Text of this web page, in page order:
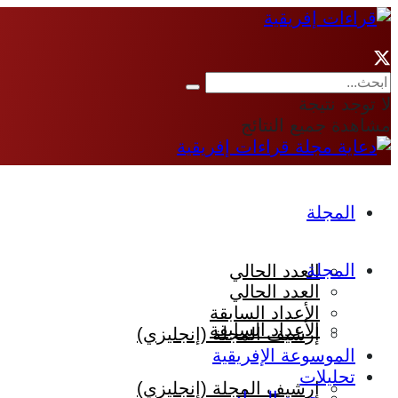
لا توجد نتيجة
مشاهدة جميع النتائج
المجلة
العدد الحالي
الأعداد السابقة
إرشيف المجلة (إنجليزي)
المجلة
العدد الحالي
الأعداد السابقة
إرشيف المجلة (إنجليزي)
الموسوعة الإفريقية
تحليلات